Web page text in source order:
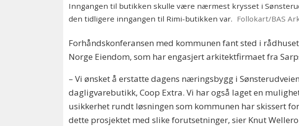
Inngangen til butikken skulle være nærmest krysset i
den tidligere inngangen til Rimi-butikken var. Follokart/BAS
Forhåndskonferansen med kommunen fant sted i
Norge Eiendom, som har engasjert arkitektfirmaet fra
– Vi ønsket å erstatte dagens næringsbygg i
dagligvarebutikk, Coop Extra. Vi har også laget en
usikkerhet rundt løsningen som kommunen har skissert
dette prosjektet med slike forutsetninger, sier Knut